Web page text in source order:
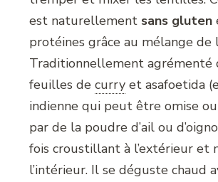
est naturellement sans gluten
protéines grâce au mélange de
Traditionnellement agrémenté
feuilles de curry et asafoetida
indienne qui peut être omise
par de la poudre d’ail ou
fois croustillant à l’extérieur et
l’intérieur. Il se déguste chaud